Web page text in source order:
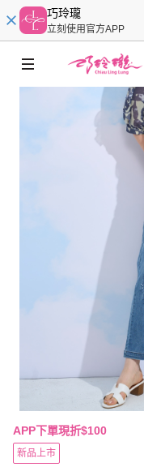
巧玲瓏
立刻使用官方APP
APP下單現折$100
新品上市